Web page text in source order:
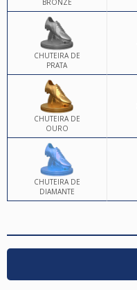
BRONZE
CHUTEIRA DE
PRATA
CHUTEIRA DE
OURO
CHUTEIRA DE
DIAMANTE